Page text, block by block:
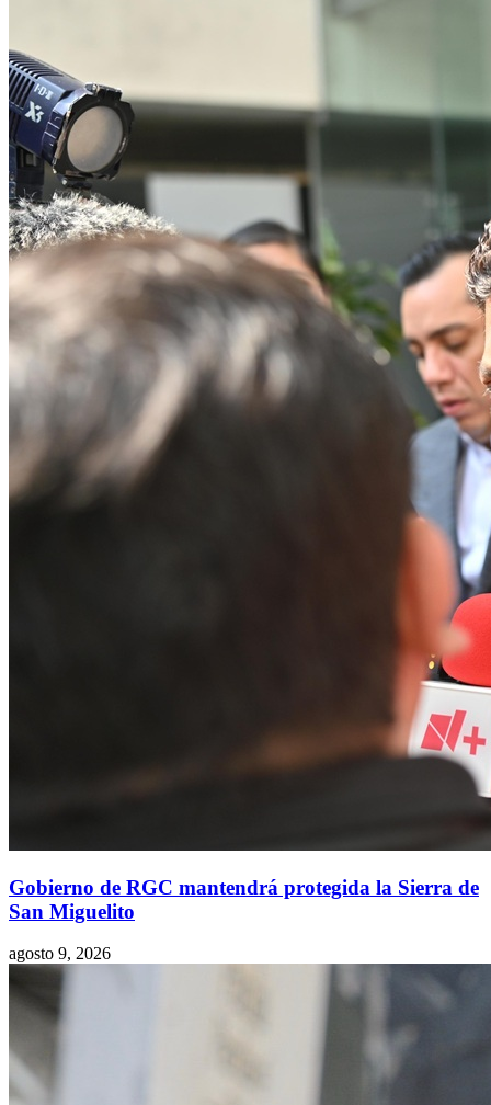
Gobierno de RGC mantendrá protegida la Sierra de
San Miguelito
agosto 9, 2026